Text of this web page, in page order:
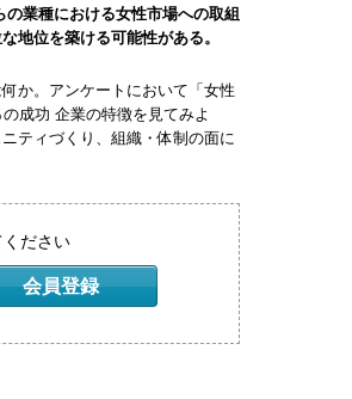
業種における女性市場への取組
地位を築ける可能性がある。
か。アンケートにおいて「女性
成功 企業の特徴を見てみよ
ティづくり、組織・体制の面に
ださい
会員登録